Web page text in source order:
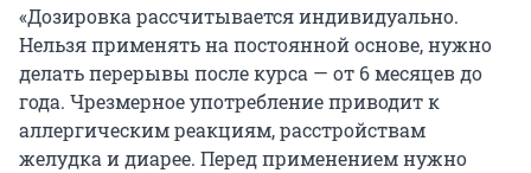
«Дозировка рассчитывается индивидуально.
Нельзя применять на постоянной основе, нужно
делать перерывы после курса — от 6 месяцев до
года. Чрезмерное употребление приводит к
аллергическим реакциям, расстройствам
желудка и диарее. Перед применением нужно